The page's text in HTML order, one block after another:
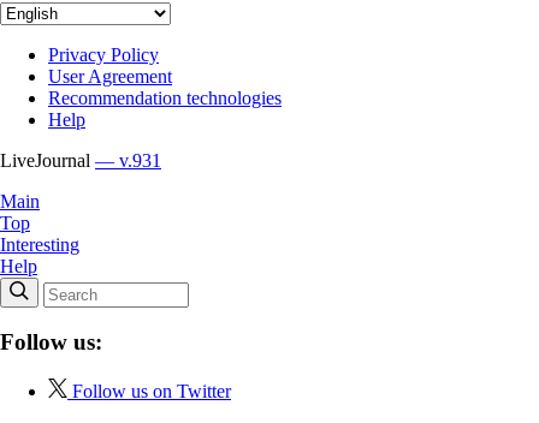
Privacy Policy
User Agreement
Recommendation technologies
Help
LiveJournal — v.931
Main
Top
Interesting
Help
Follow us:
Follow us on Twitter